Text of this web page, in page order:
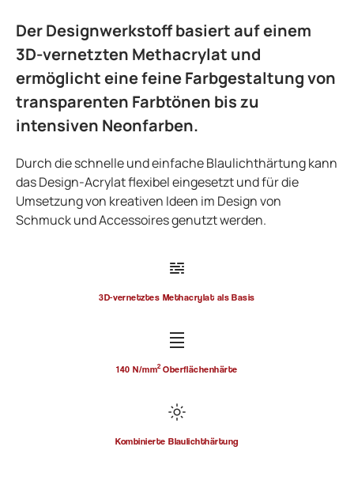
Der Designwerkstoff basiert auf einem
3D-vernetzten Methacrylat und
ermöglicht eine feine Farbgestaltung von
transparenten Farbtönen bis zu
intensiven Neonfarben.
Durch die schnelle und einfache Blaulichthärtung kann
das Design-Acrylat flexibel eingesetzt und für die
Umsetzung von kreativen Ideen im Design von
Schmuck und Accessoires genutzt werden.
3D-vernetztes Methacrylat als Basis
140 N/mm2Oberflächenhärte
Kombinierte Blaulichthärtung